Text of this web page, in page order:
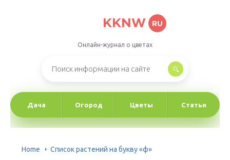
KKNW RU
Онлайн-журнал о цветах
Дача Огород Цветы Статьи
Home Список растений на букву «ф»